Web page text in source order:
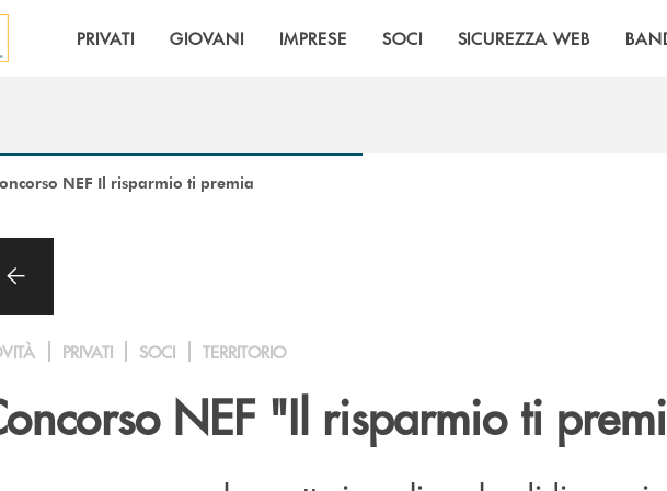
PRIVATI GIOVANI IMPRESE SOCI SICUREZZA WEB
NEF Il risparmio ti premia
PRIVATI SOCI TERRITORIO
NEF "Il risparmio ti